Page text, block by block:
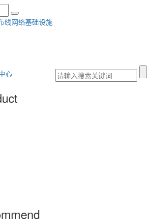
线网络基础设施
心